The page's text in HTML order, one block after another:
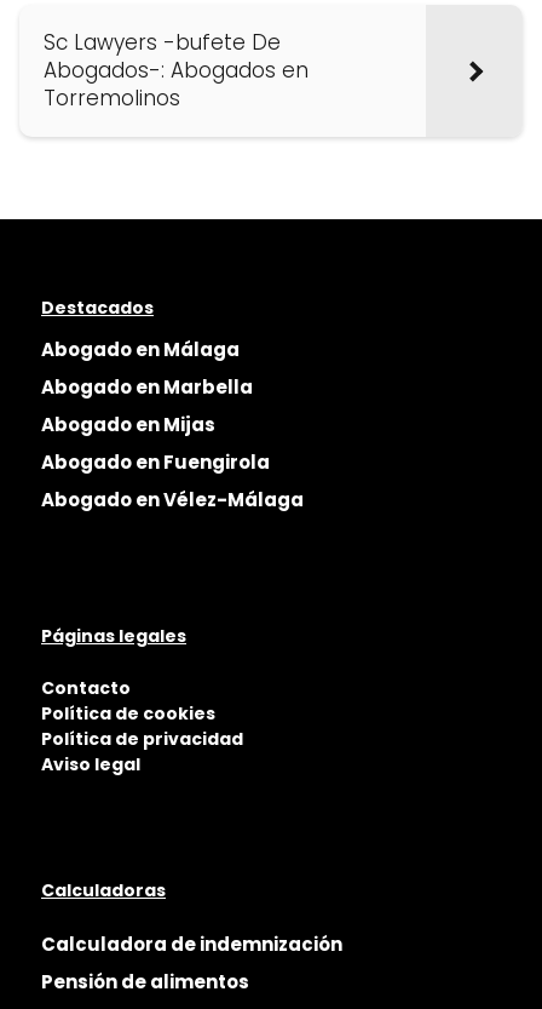
Sc Lawyers -bufete De
Abogados-: Abogados en
Torremolinos
Destacados
Abogado en Málaga
Abogado en Marbella
Abogado en Mijas
Abogado en Fuengirola
Abogado en Vélez-Málaga
Páginas legales
Contacto
Política de cookies
Política de privacidad
Aviso legal
Calculadoras
Calculadora de indemnización
Pensión de alimentos